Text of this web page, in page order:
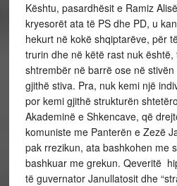
Kështu, pasardhësit e Ramiz
kryesorët ata të PS dhe PD, u
hekurt në kokë shqiptarëve, për
trurin dhe në këtë rast nuk
shtrembër në barrë ose në
gjithë stiva. Pra, nuk kemi një
por kemi gjithë strukturën
Akademinë e Shkencave, që
komuniste me Panterën e Zezë
pak rrezikun, ata bashkohen me
bashkuar me grekun. Qeveritë
të guvernator Janullatosit dhe